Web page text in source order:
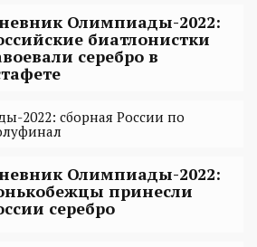
Олимпиады-2022:
биатлонистки
серебро в
2022: сборная России по
Олимпиады-2022:
принесли
серебро